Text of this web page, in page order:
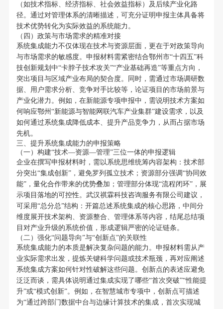
（如技术指标、经济指标、社会效益指标）及后续产业化路
径。通过对管理体系的清晰描述，可充分证明申报主体具备将
技术优势转化为实际效益的系统能力。
（四）政策与市场需求的精准对接
系统集成能力不仅体现在技术与资源层面，更在于对政策导向
与市场需求的敏感度。申报材料需紧密结合鄂州市“十四五”科
技创新规划中“卡脖子技术攻关”“产业基础再造”等重点方向，
突出项目与区域产业布局的契合度。同时，需通过市场调研数
据、用户需求分析、竞争对手比较等，论证项目的市场前景与
产业化潜力。例如，在新能源专项申报中，需说明技术方案如
何响应鄂州“新能源与智能网联汽车产业集群”建设需求，以及
如何通过系统集成降低成本、提升产品竞争力，从而占据市场
先机。
三、提升系统集成能力的申报策略
（一）构建“技术—资源—管理”三位一体的申报逻辑
企业在撰写申报材料时，需以系统思维统筹内容架构：技术部
分突出“集成创新”，避免罗列孤立技术；资源部分强调“协同效
能”，量化合作带来的优势叠加；管理部分体现“流程闭环”，展
示项目落地的可控性。武汉祺霖科技咨询服务有限公司建议，
可采用“总分总”结构：开篇总述系统集成的核心思路，中间分
维度展开技术架构、资源整合、管理体系等内容，结尾总结项
目对产业升级的系统价值，形成逻辑严密的论证链条。
（二）强化“问题导向”与“创新点”的关联性
系统集成能力的本质是解决复杂问题的能力。申报材料需从产
业实际需求出发，提炼关键科学问题或技术瓶颈，再对应阐述
系统集成方案如何针对性破解这些问题。创新点的表述应避免
泛泛而谈，需具体说明通过集成实现了哪些“首次突破”“性能提
升”或“模式创新”。例如，在智慧城市专项中，创新点可描述
为“通过跨部门数据中台与边缘计算技术的集成，首次实现城